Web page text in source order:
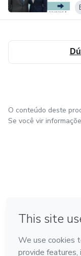
O conteúdo deste
Se você vir
Feito com ❤ em